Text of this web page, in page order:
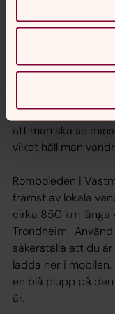
leden.
Vid
Det innebär att det
korsningen, i
att man ska se
vilket håll man
Romboleden i
främst av lokala
cirka 850 km långa
Trondheim. Använd
säkerställa att du
ladda ner i
en blå plupp på
är.